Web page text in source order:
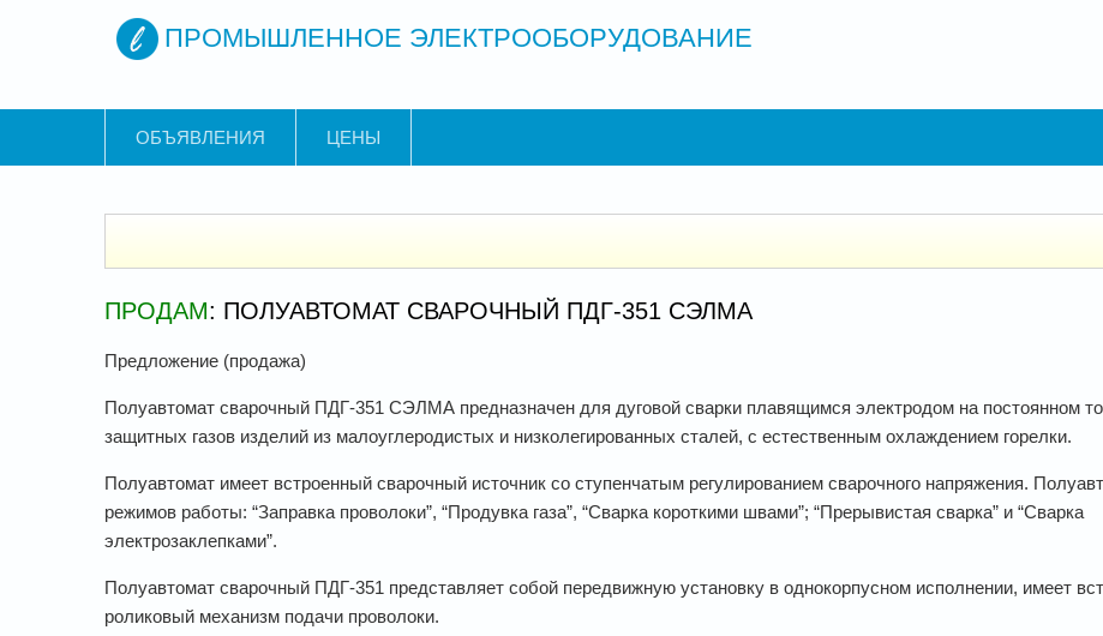
ПРОМЫШЛЕННОЕ ЭЛЕКТРООБОРУДОВАНИЕ
ОБЪЯВЛЕНИЯ ЦЕНЫ
ПРОДАМ: ПОЛУАВТОМАТ СВАРОЧНЫЙ ПДГ-351 СЭЛМА
Предложение (продажа)
Полуавтомат сварочный ПДГ-351 СЭЛМА предназначен для дуговой сварки плавящимся электродом на постоянном
защитных газов изделий из малоуглеродистых и низколегированных сталей, с естественным охлаждением горелки.
Полуавтомат имеет встроенный сварочный источник со ступенчатым регулированием сварочного напряжения.
режимов работы: “Заправка проволоки”, “Продувка газа”, “Сварка короткими швами”; “Прерывистая сварка” и “Сварка
электрозаклепками”.
Полуавтомат сварочный ПДГ-351 представляет собой передвижную установку в однокорпусном исполнении, имеет
роликовый механизм подачи проволоки.